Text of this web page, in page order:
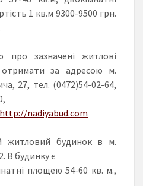
1 кв.м 9300-9500 грн.
про зазначені житлові
за адресою м.
27, тел. (0472)54-02-64,
http://nadiyabud.com
житловий будинок в м.
В будинку є
площею 54-60 кв. м.,